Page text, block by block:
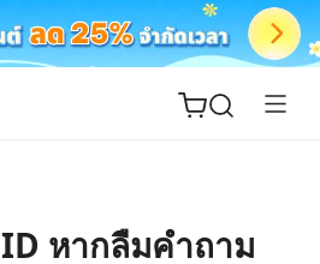
หากลืมคําถาม